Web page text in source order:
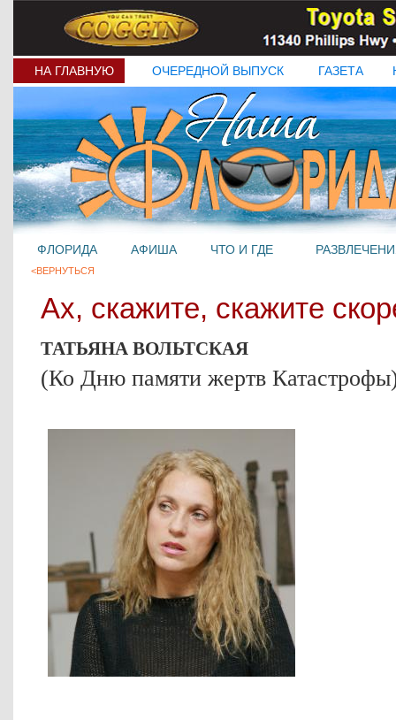
НА ГЛАВНУЮ ОЧЕРЕДНОЙ ВЫПУСК ГАЗЕТА
ФЛОРИДА АФИША ЧТО И ГДЕ
<ВЕРНУТЬСЯ
Ах, скажите, скажите
ТАТЬЯНА ВОЛЬТСКАЯ
(Ко Дню памяти жертв